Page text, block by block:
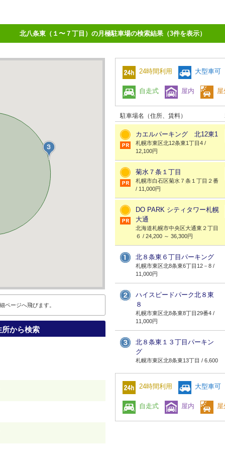
北八条東（１〜７丁目）の月極駐車場の検索結果（3件を表示）
ページへ飛びます。
から検索
24時間利用 大型車可
自走式 屋内 屋
駐車場名（住所、賃料）
カエルパーキング 北12東1
札幌市東区北12条東1丁目4 /
12,100円
菊水７条１丁目
札幌市白石区菊水７条１丁目２番
/ 11,000円
DO PARK シティタワー札幌
大通
北海道札幌市中央区大通東２丁目
６ / 24,200 ～ 36,300円
北８条東６丁目パーキング
札幌市東区北8条東6丁目12－8 /
11,000円
ハイスピードパーク北８東
８
札幌市東区北8条東8丁目29番4 /
11,000円
北８条東１３丁目パーキン
グ
札幌市東区北8条東13丁目 / 6,600
24時間利用 大型車可
自走式 屋内 屋